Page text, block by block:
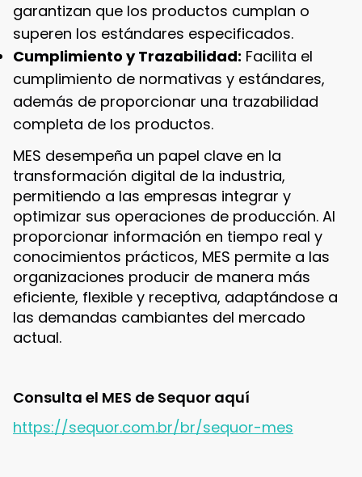
garantizan que los productos cumplan o
superen los estándares especificados.
Cumplimiento y Trazabilidad: Facilita el
cumplimiento de normativas y estándares,
además de proporcionar una trazabilidad
completa de los productos.
MES desempeña un papel clave en la
transformación digital de la industria,
permitiendo a las empresas integrar y
optimizar sus operaciones de producción. Al
proporcionar información en tiempo real y
conocimientos prácticos, MES permite a las
organizaciones producir de manera más
eficiente, flexible y receptiva, adaptándose a
las demandas cambiantes del mercado
actual.
Consulta el MES de Sequor aquí
https://sequor.com.br/br/sequor-mes